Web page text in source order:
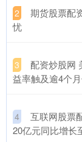
2
期货股票配
忧
3
配资炒股网
益率触及逾4个
4
互联网股票
20亿元同比增长